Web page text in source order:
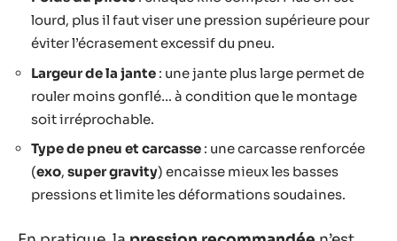
lourd, plus il faut viser une pression supérieure pour
éviter l’écrasement excessif du pneu.
Largeur de la jante : une jante plus large permet de
rouler moins gonflé… à condition que le montage
soit irréprochable.
Type de pneu et carcasse : une carcasse renforcée
(exo, super gravity) encaisse mieux les basses
pressions et limite les déformations soudaines.